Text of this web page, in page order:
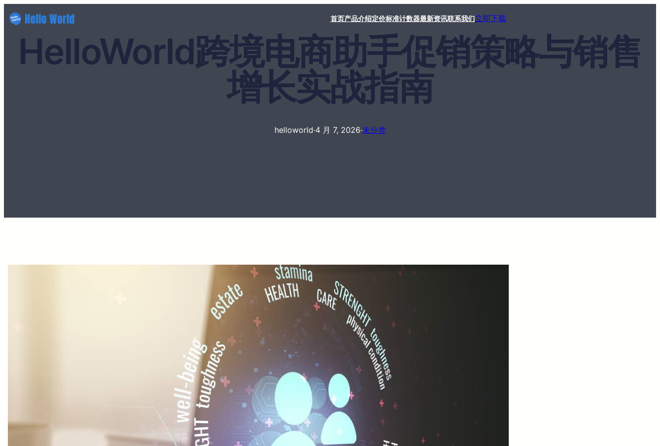
首页产品介绍定价标准计数器最新资讯联系我们立即下载
HelloWorld跨境电商助手促销策略与销售
增长实战指南
helloworld·4 月 7, 2026·未分类